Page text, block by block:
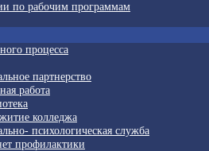
по рабочим программам
процесса
партнерство
работа
колледжа
психологическая служба
профилактики